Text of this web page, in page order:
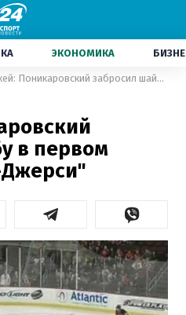
ЭКОНОМИКА
Хоккей: Поникаровский забросил шайбу в первом матче за "Нью-Джерси"
в первом